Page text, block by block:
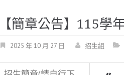
【簡章公告】115學
2025 年 10 月 27 日 招生組